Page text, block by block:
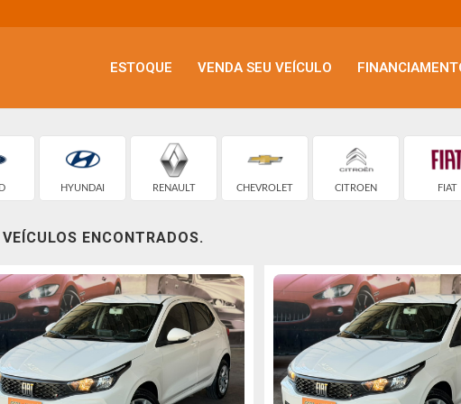
ESTOQUE VENDA SEU VEÍCULO
HYUNDAI RENAULT CHEVROLET CITROEN FIAT
ENCONTRADOS.